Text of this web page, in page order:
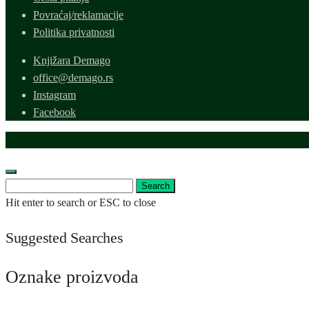
Povraćaj/reklamacije
Politika privatnosti
Knjižara Demago
office@demago.rs
Instagram
Facebook
for:
Search
Hit enter to search or ESC to close
Suggested Searches
Oznake proizvoda